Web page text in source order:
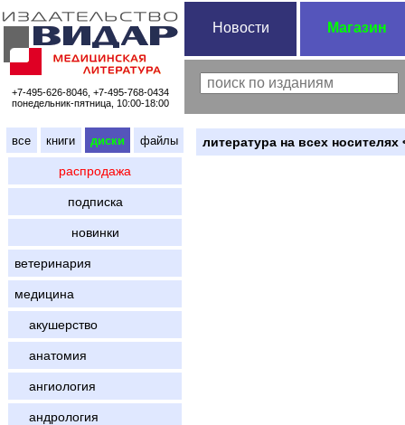
+7-495-626-8046, +7-495-768-0434
понедельник-пятница, 10:00-18:00
Новости Магазин
все книги диски файлы
распродажа
подписка
новинки
ветеринария
медицина
акушерство
анатомия
ангиология
андрология
литература на всех носителях